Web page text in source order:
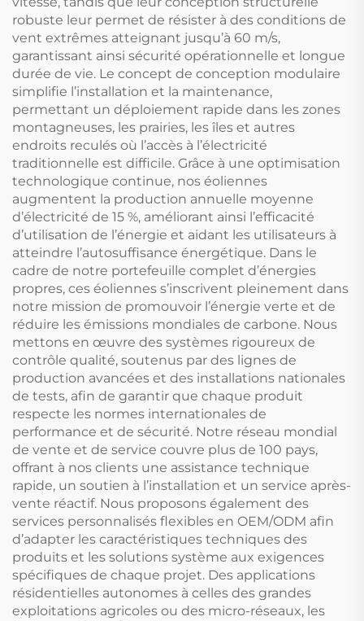
robuste leur permet de résister à des conditions de
vent extrêmes atteignant jusqu’à 60 m/s,
garantissant ainsi sécurité opérationnelle et longue
durée de vie. Le concept de conception modulaire
simplifie l’installation et la maintenance,
permettant un déploiement rapide dans les zones
montagneuses, les prairies, les îles et autres
endroits reculés où l’accès à l’électricité
traditionnelle est difficile. Grâce à une optimisation
technologique continue, nos éoliennes
augmentent la production annuelle moyenne
d’électricité de 15 %, améliorant ainsi l’efficacité
d’utilisation de l’énergie et aidant les utilisateurs à
atteindre l’autosuffisance énergétique. Dans le
cadre de notre portefeuille complet d’énergies
propres, ces éoliennes s’inscrivent pleinement dans
notre mission de promouvoir l’énergie verte et de
réduire les émissions mondiales de carbone. Nous
mettons en œuvre des systèmes rigoureux de
contrôle qualité, soutenus par des lignes de
production avancées et des installations nationales
de tests, afin de garantir que chaque produit
respecte les normes internationales de
performance et de sécurité. Notre réseau mondial
de vente et de service couvre plus de 100 pays,
offrant à nos clients une assistance technique
rapide, un soutien à l’installation et un service après-
vente réactif. Nous proposons également des
services personnalisés flexibles en OEM/ODM afin
d’adapter les caractéristiques techniques des
produits et les solutions système aux exigences
spécifiques de chaque projet. Des applications
résidentielles autonomes à celles des grandes
exploitations agricoles ou des micro-réseaux, les